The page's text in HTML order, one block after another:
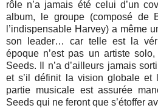
rôle n’a jamais été celui d’un
album, le groupe (composé de
l’indispensable Harvey) a même
son leader… car telle est la
époque n’est pas un artiste
Seeds. Il n’a d’ailleurs jamais
et s’il définit la vision globale et
partie musicale est assurée
Seeds qui ne feront que s’étoffer